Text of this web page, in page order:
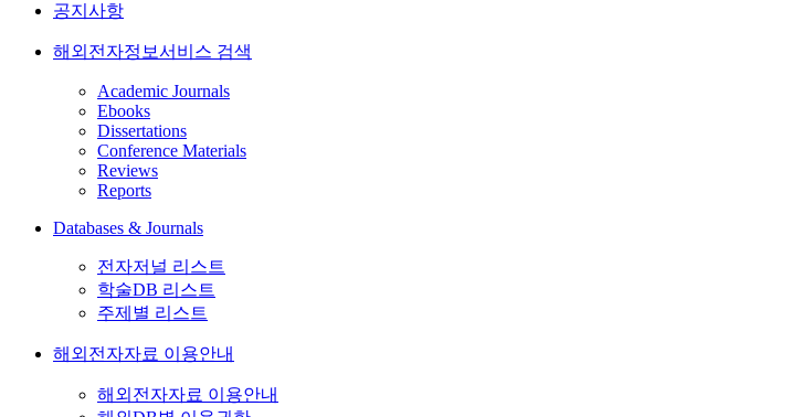
공지사항
해외전자정보서비스 검색
Academic Journals
Ebooks
Dissertations
Conference Materials
Reviews
Reports
Databases & Journals
전자저널 리스트
학술DB 리스트
주제별 리스트
해외전자자료 이용안내
해외전자자료 이용안내